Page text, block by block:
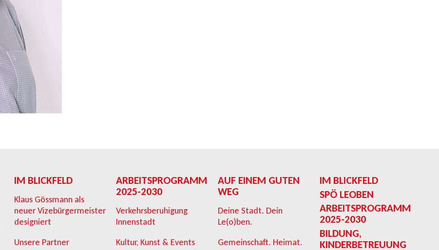
IM BLICKFELD
Klaus Gössmann als
neuer Vizebürgermeister
designiert
Unsere Partner
ARBEITSPROGRAMM
2025-2030
Verkehrsberuhigung
Innenstadt
Kultur, Kunst & Events
AUF EINEM GUTEN
WEG
Deine Stadt. Dein
Le(o)ben.
Gemeinschaft. Heimat.
IM BLICKFELD
SPÖ LEOBEN
ARBEITSPROGRAMM
2025-2030
BILDUNG,
KINDERBETREUUNG